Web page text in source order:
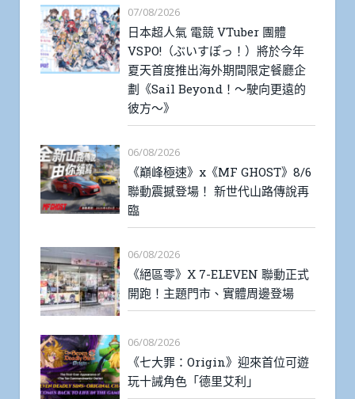
07/08/2026
日本超人氣 電競 VTuber 團體
VSPO!（ぶいすぽっ！）將於今年
夏天首度推出海外期間限定餐廳企
劃《Sail Beyond！～駛向更遠的
彼方～》
06/08/2026
《巔峰極速》x《MF GHOST》8/6
聯動震撼登場！ 新世代山路傳說再
臨
06/08/2026
《絕區零》X 7-ELEVEN 聯動正式
開跑！主題門市、實體周邊登場
06/08/2026
《七大罪：Origin》迎來首位可遊
玩十誡角色「德里艾利」